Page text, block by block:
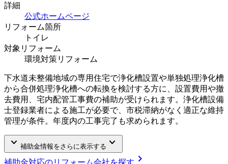
詳細
公式ホームページ
リフォーム箇所
トイレ
対象リフォーム
環境対策リフォーム
下水道未整備地域の専用住宅で浄化槽設置や単独処理浄化槽
から合併処理浄化槽への転換を検討する方に、設置費用や撤
去費用、宅内配管工事費の補助が受けられます。浄化槽設備
士登録業者による施工が必要で、市税滞納がなく適正な維持
管理が条件。年度内の工事完了も求められます。
keyboard_arrow_down 補助金情報をさらに表示する keyboard_arrow_down
補助金対応のリフォーム会社を探す chevron_right